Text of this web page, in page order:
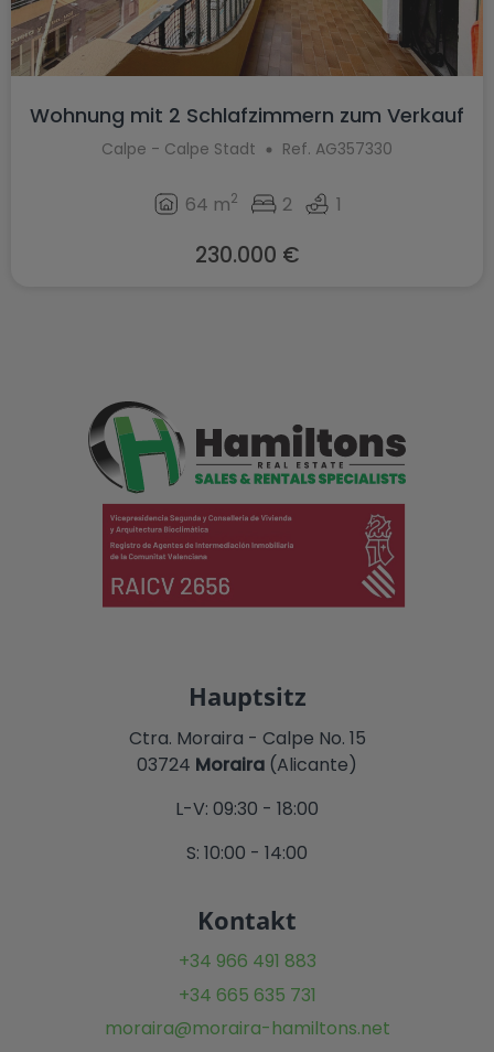
Wohnung mit 2 Schlafzimmern zum Verkauf
...
Calpe - Calpe Stadt Ref. AG357330
64 m2 2 1
230.000 €
Hauptsitz
Ctra. Moraira - Calpe No. 15
03724 Moraira (Alicante)
L-V: 09:30 - 18:00
S: 10:00 - 14:00
Kontakt
+34 966 491 883
+34 665 635 731
moraira@moraira-hamiltons.net